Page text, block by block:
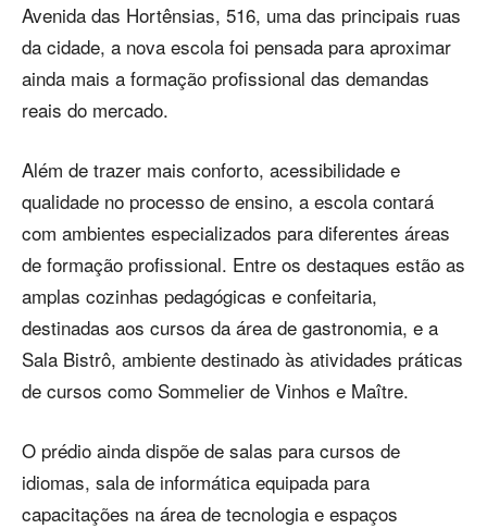
Avenida das Hortênsias, 516, uma das principais ruas
da cidade, a nova escola foi pensada para aproximar
ainda mais a formação profissional das demandas
reais do mercado.
Além de trazer mais conforto, acessibilidade e
qualidade no processo de ensino, a escola contará
com ambientes especializados para diferentes áreas
de formação profissional. Entre os destaques estão as
amplas cozinhas pedagógicas e confeitaria,
destinadas aos cursos da área de gastronomia, e a
Sala Bistrô, ambiente destinado às atividades práticas
de cursos como Sommelier de Vinhos e Maître.
O prédio ainda dispõe de salas para cursos de
idiomas, sala de informática equipada para
capacitações na área de tecnologia e espaços